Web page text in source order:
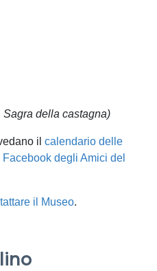
della castagna)
il calendario delle
Facebook degli Amici del
il Museo.